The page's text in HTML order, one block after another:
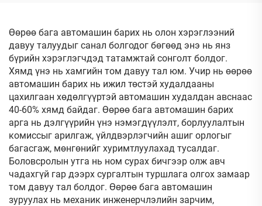
Өөрөө бага автомашин барих нь олон хэрэглээний
давуу талуудыг санал болгодог бөгөөд энэ нь янз
бүрийн хэрэглэгчдэд татамжтай сонголт болдог.
Хямд үнэ нь хамгийн том давуу тал юм. Учир нь өөрөө
автомашин барих нь ижил төстэй худалдааны
цахилгаан хөдөлгүүртэй автомашин худалдан авснаас
40-60% хямд байдаг. Өөрөө бага автомашин барих
арга нь дэлгүүрийн үнэ нэмэгдүүлэлт, борлуулалтын
комиссыг арилгаж, үйлдвэрлэгчийн ашиг орлогыг
багасгаж, мөнгөнийг хуримтлуулахад тусалдаг.
Боловсролын утга нь ном сурах бичгээр олж авч
чадахгүй гар дээрх сургалтын туршлага олгох замаар
том давуу тал болдог. Өөрөө бага автомашин
зуруулах нь механик инженерчлэлийн зарчим,